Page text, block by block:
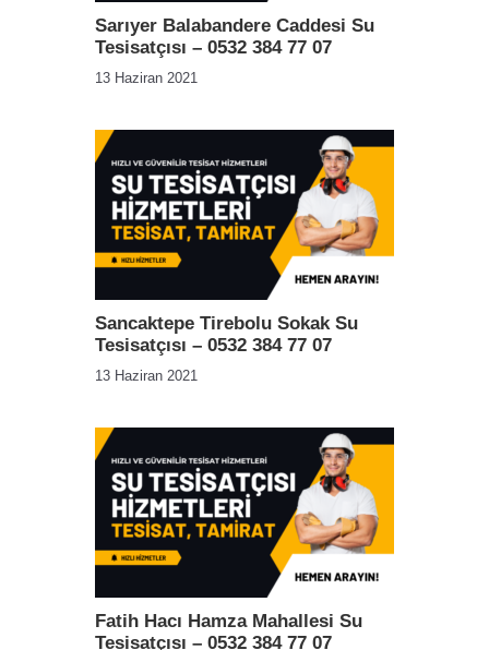
Sarıyer Balabandere Caddesi Su
Tesisatçısı – 0532 384 77 07
13 Haziran 2021
Sancaktepe Tirebolu Sokak Su
Tesisatçısı – 0532 384 77 07
13 Haziran 2021
Fatih Hacı Hamza Mahallesi Su
Tesisatçısı – 0532 384 77 07